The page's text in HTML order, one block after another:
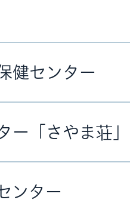
健センター
ー「さやま荘」
ンター